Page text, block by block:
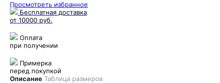
Просмотреть избранное
Бесплатная доставка
от 10000 руб.
Оплата
при получении
Примерка
перед покупкой
Описание Таблица размеров